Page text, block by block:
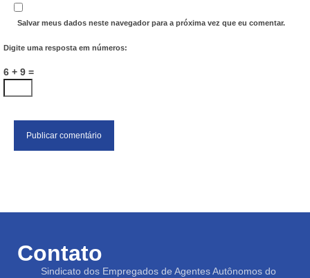
Salvar meus dados neste navegador para a próxima vez que eu comentar.
Digite uma resposta em números:
6 + 9 =
Contato
Sindicato dos Empregados de Agentes Autônomos do